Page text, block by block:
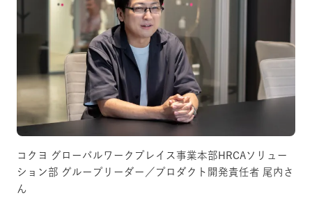
コクヨ グローバルワークプレイス事業本部HRCAソリュー
ション部 グループリーダー／プロダクト開発責任者 尾内さ
ん